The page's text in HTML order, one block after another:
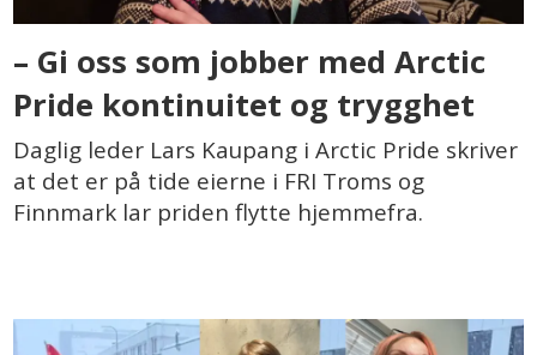
– Gi oss som jobber med Arctic
Pride kontinuitet og trygghet
Daglig leder Lars Kaupang i Arctic Pride skriver
at det er på tide eierne i FRI Troms og
Finnmark lar priden flytte hjemmefra.